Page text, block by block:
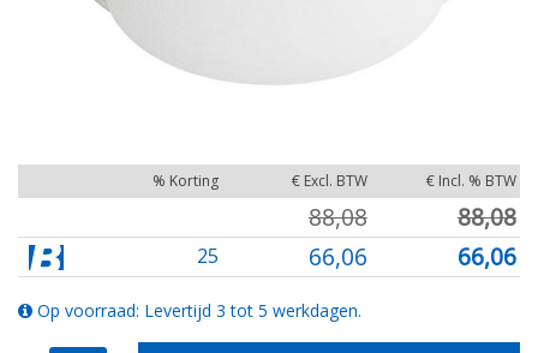
% Korting € Excl. BTW € Incl. % BTW
88,08 88,08
25 66,06 66,06
Op voorraad: Levertijd 3 tot 5 werkdagen.